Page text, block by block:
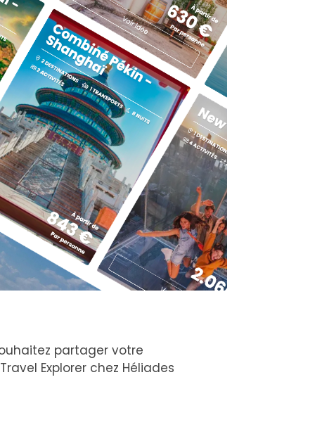
partager votre
Explorer chez Héliades